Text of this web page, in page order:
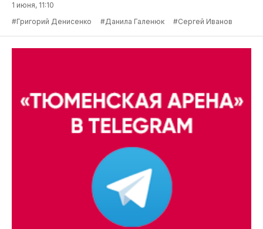
1 июня, 11:10
#Григорий Денисенко
#Данила Галенюк #Сергей Иванов